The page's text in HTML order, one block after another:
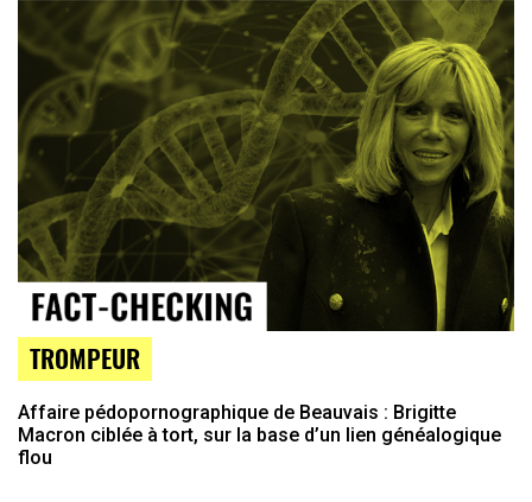
TROMPEUR
Affaire pédopornographique de Beauvais : Brigitte
Macron ciblée à tort, sur la base d’un lien généalogique
flou